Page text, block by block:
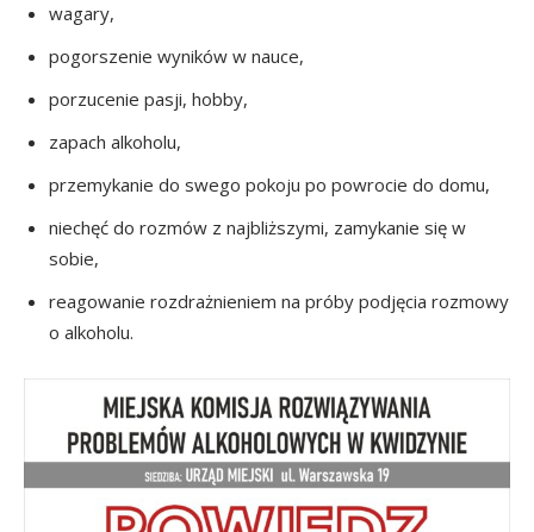
wagary,
pogorszenie wyników w nauce,
porzucenie pasji, hobby,
zapach alkoholu,
przemykanie do swego pokoju po powrocie do domu,
niechęć do rozmów z najbliższymi, zamykanie się w
sobie,
reagowanie rozdrażnieniem na próby podjęcia rozmowy
o alkoholu.